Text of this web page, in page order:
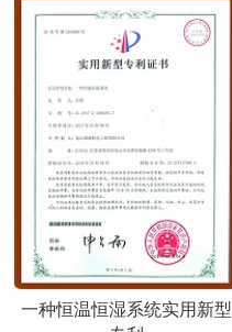
一种恒温恒湿系统实用新型